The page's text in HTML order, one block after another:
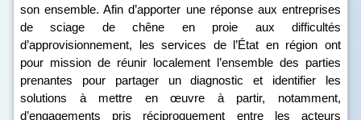
son ensemble. Afin d’apporter une réponse aux entreprises
de sciage de chêne en proie aux difficultés
d’approvisionnement, les services de l’État en région ont
pour mission de réunir localement l’ensemble des parties
prenantes pour partager un diagnostic et identifier les
solutions à mettre en œuvre à partir, notamment,
d’engagements pris réciproquement entre les acteurs